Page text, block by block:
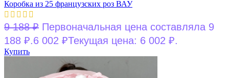
Коробка из 25 французских роз ВАУ
9 188₽ Первоначальная цена составляла 9
188 ₽.6 002 ₽Текущая цена: 6 002 ₽.
Купить